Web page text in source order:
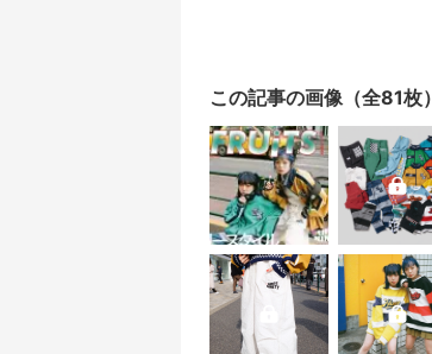
この記事の画像（全81枚）